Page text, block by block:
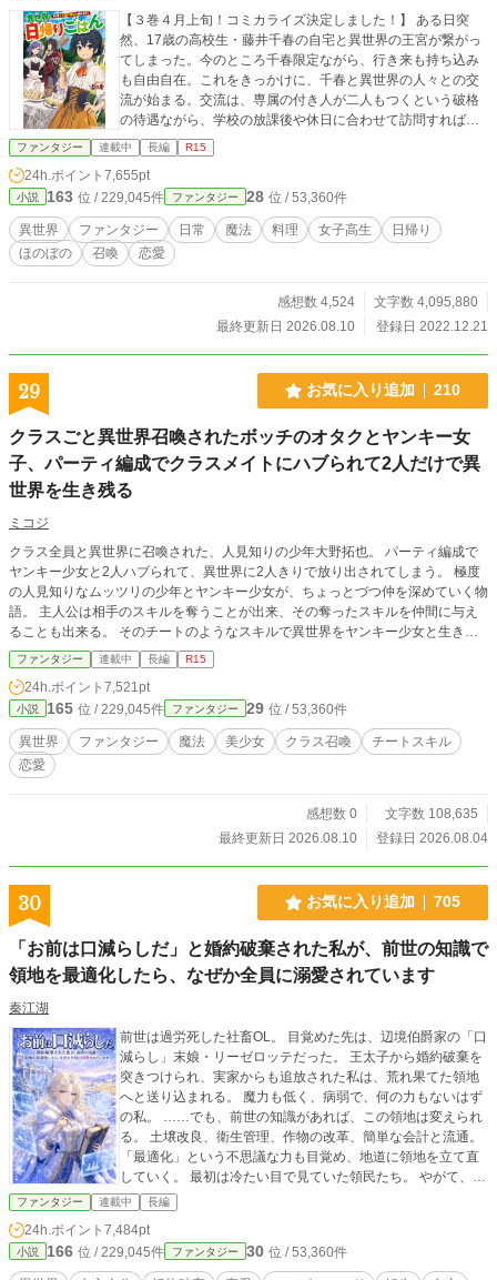
【３巻４月上旬！コミカライズ決定しました！】 ある日突
然、17歳の高校生・藤井千春の自宅と異世界の王宮が繋がっ
てしまった。今のところ千春限定ながら、行き来も持ち込み
も自由自在。これをきっかけに、千春と異世界の人々との交
流が始まる。交流は、専属の付き人が二人もつくという破格
の待遇ながら、学校の放課後や休日に合わせて訪問すれば…
ファンタジー 連載中 長編 R15
24h.ポイント 7,655pt
小説 163 位 / 229,045件 ファンタジー 28 位 / 53,360件
異世界 ファンタジー 日常 魔法 料理 女子高生
日帰り
ほのぼの
召喚 恋愛
感想数 4,524
文字数 4,095,880
最終更新日 2026.08.10
登録日 2022.12.21
29 お気に入り追加 210
クラスごと異世界召喚されたボッチのオタクとヤンキー女
子、パーティ編成でクラスメイトにハブられて2人だけで異
世界を生き残る
ミコジ
クラス全員と異世界に召喚された、人見知りの少年大野拓也。 パーティ編成で
ヤンキー少女と2人ハブられて、異世界に2人きりで放り出されてしまう。 極度
の人見知りなムッツリの少年とヤンキー少女が、ちょっとづつ仲を深めていく物
語。 主人公は相手のスキルを奪うことが出来、その奪ったスキルを仲間に与え
ることも出来る。 そのチートのようなスキルで異世界をヤンキー少女と生き抜
いていく
ファンタジー 連載中 長編 R15
24h.ポイント 7,521pt
小説 165 位 / 229,045件 ファンタジー 29 位 / 53,360件
異世界 ファンタジー 魔法 美少女 クラス召喚
チートスキル
恋愛
感想数 0
文字数 108,635
最終更新日 2026.08.10
登録日 2026.08.04
30 お気に入り追加 705
「お前は口減らしだ」と婚約破棄された私が、前世の知識で
領地を最適化したら、なぜか全員に溺愛されています
秦江湖
前世は過労死した社畜OL。 目覚めた先は、辺境伯爵家の「口
減らし」末娘・リーゼロッテだった。 王太子から婚約破棄を
突きつけられ、実家からも追放された私は、荒れ果てた領地
へと送り込まれる。 魔力も低く、病弱で、何の力もないはず
の私。 ……でも、前世の知識があれば、この領地は変えられ
る。 土壌改良、衛生管理、作物の改革、簡単な会計と流通。
「最適化」という不思議な力も目覚め、地道に領地を立て直
していく。 最初は冷たい目で見ていた領民たち。 やがて、少
しずつ変わり始めた。 「この領地を……私が変えていく」 捨
てられたはずの私が、 自分の手で居場所を作り、周囲を巻き
込んでいく物語。 努力と小さな奇跡が、 いつしか大きな愛と
運命を変えていく。
ファンタジー 連載中 長編
24h.ポイント 7,484pt
小説 166 位 / 229,045件 ファンタジー 30 位 / 53,360件